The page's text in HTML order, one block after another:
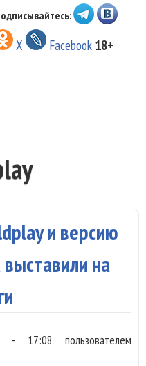
X Facebook 18+
и версию
на
- 17:08 пользователем